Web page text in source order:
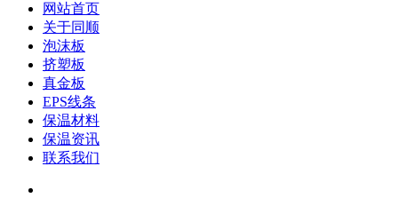
网站首页
关于同顺
泡沫板
挤塑板
真金板
EPS线条
保温材料
保温资讯
联系我们